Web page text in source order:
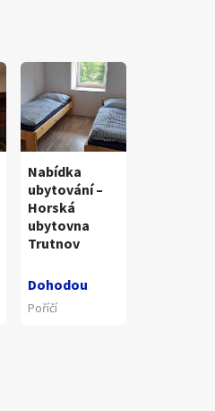
Nabídka
ubytování –
Horská
ubytovna
Trutnov
Dohodou
Poříčí